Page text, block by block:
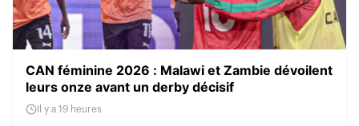
CAN féminine 2026 : Malawi et Zambie dévoilent
leurs onze avant un derby décisif
Il y a 19 heures